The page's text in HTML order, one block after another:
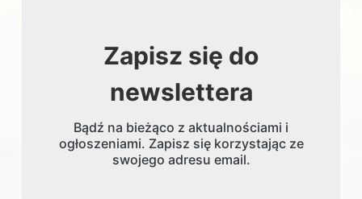
Zapisz się do
newslettera
Bądź na bieżąco z aktualnościami i
ogłoszeniami. Zapisz się korzystając ze
swojego adresu email.